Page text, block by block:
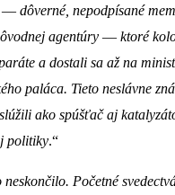
— dôverné, nepodpísané
agentúry — ktoré
a dostali sa až na
paláca. Tieto neslávne
ako spúšťač aj
politiky.“
neskončilo. Početné